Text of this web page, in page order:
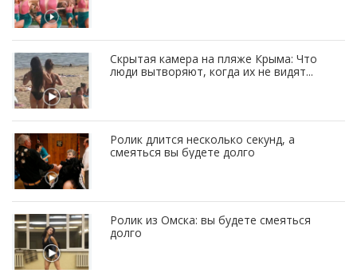
Скрытая камера на пляже Крыма: Что
люди вытворяют, когда их не видят...
Ролик длится несколько секунд, а
смеяться вы будете долго
Ролик из Омска: вы будете смеяться
долго